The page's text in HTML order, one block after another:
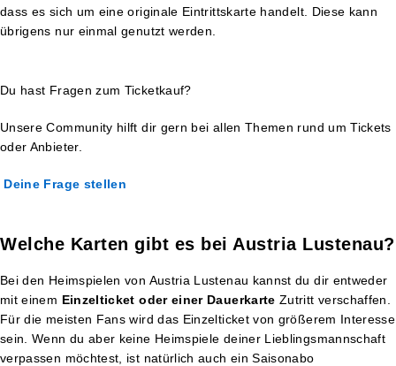
dass es sich um eine originale Eintrittskarte handelt. Diese kann
übrigens nur einmal genutzt werden.
Du hast Fragen zum Ticketkauf?
Unsere Community hilft dir gern bei allen Themen rund um Tickets
oder Anbieter.
Deine Frage stellen
Welche Karten gibt es bei Austria Lustenau?
Bei den Heimspielen von Austria Lustenau kannst du dir entweder
mit einem Einzelticket oder einer Dauerkarte Zutritt verschaffen.
Für die meisten Fans wird das Einzelticket von größerem Interesse
sein. Wenn du aber keine Heimspiele deiner Lieblingsmannschaft
verpassen möchtest, ist natürlich auch ein Saisonabo